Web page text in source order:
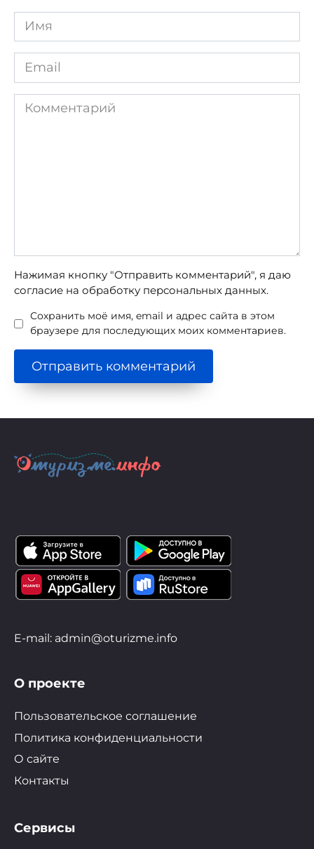
Имя
*
Email
*
Комментарий
Нажимая кнопку "Отправить комментарий", я даю
согласие на обработку персональных данных.
Сохранить моё имя, email и адрес сайта в этом
браузере для последующих моих комментариев.
E-mail: admin@oturizme.info
О проекте
Пользовательское соглашение
Политика конфиденциальности
О сайте
Контакты
Сервисы